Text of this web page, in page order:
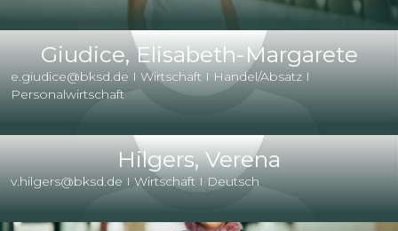
Giudice, Elisabeth-Margarete
e.giudice@bksd.de I Wirtschaft I Handel/Absatz I
Personalwirtschaft
Hilgers, Verena
v.hilgers@bksd.de I Wirtschaft I Deutsch